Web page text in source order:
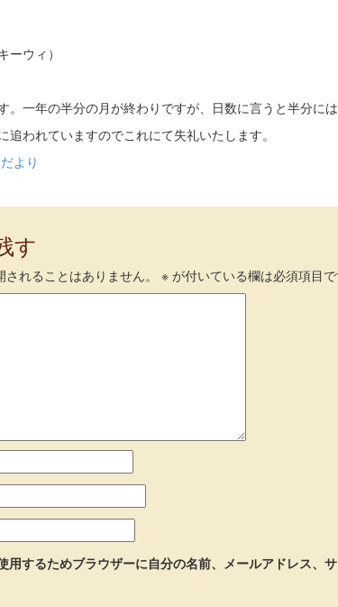
ーウィ）
。一年の半分の月が終わりですが、日数に言うと半分には
追われていますのでこれにて失礼いたします。
より
す
れることはありません。 ※ が付いている欄は必須項目
用するためブラウザーに自分の名前、メールアドレス、サ